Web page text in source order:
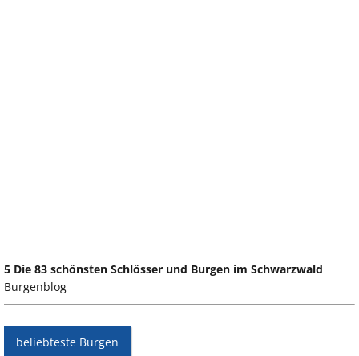
5 Die 83 schönsten Schlösser und Burgen im Schwarzwald
Burgenblog
beliebteste Burgen